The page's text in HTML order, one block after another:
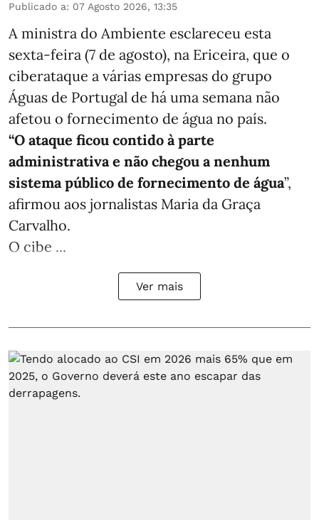
Publicado a: 07 Agosto 2026, 13:35
A ministra do Ambiente esclareceu esta
sexta-feira (7 de agosto), na Ericeira, que o
ciberataque a várias empresas do grupo
Águas de Portugal de há uma semana não
afetou o fornecimento de água no país.
“O ataque ficou contido à parte
administrativa e não chegou a nenhum
sistema público de fornecimento de água”,
afirmou aos jornalistas Maria da Graça
Carvalho.
O cibe ...
Ver mais